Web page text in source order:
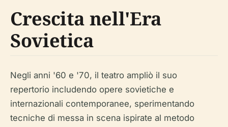
Crescita nell'Era
Sovietica
Negli anni '60 e '70, il teatro ampliò il suo
repertorio includendo opere sovietiche e
internazionali contemporanee, sperimentando
tecniche di messa in scena ispirate al metodo